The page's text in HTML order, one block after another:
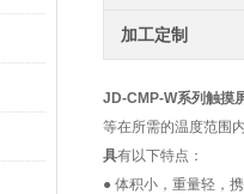
加工定制
JD-CMP-W系列触摸
等在所需的温度范围
具有以下特点：
● 体积小，重量轻，